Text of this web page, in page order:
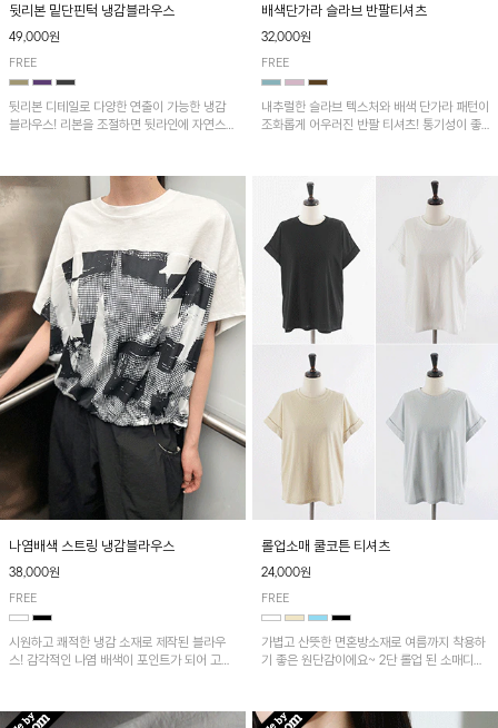
뒷리본 밑단핀턱 냉감블라우스
49,000원
FREE
뒷리본 디테일로 다양한 연출이 가능한 냉감
블라우스! 리본을 조절하면 뒷라인에 자연스러
를 더해줍니다.
배색단가라 슬라브 반팔티셔츠
32,000원
FREE
내추럴한 슬라브 텍스처와 배색 단가라 패턴이
조화롭게 어우러진 반팔 티셔츠! 통기성이 좋
나염배색 스트링 냉감블라우스
38,000원
FREE
시원하고 쾌적한 냉감 소재로 제작된 블라우
스! 감각적인 나염 배색이 포인트가 되어 고급
착용 가능합니다~
롤업소매 쿨코튼 티셔츠
24,000원
FREE
가볍고 산뜻한 면혼방소재로 여름까지 착용하
기 좋은 원단감이에요~ 2단 롤업 된 소매디테